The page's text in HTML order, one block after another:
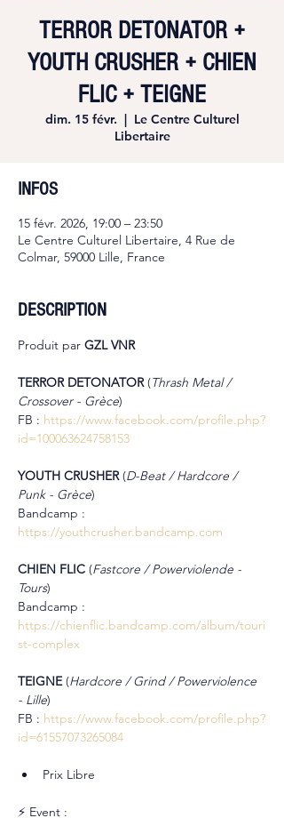
TERROR DETONATOR +
YOUTH CRUSHER + CHIEN
FLIC + TEIGNE
dim. 15 févr.
  |
Le Centre Culturel
Libertaire
INFOS
15 févr. 2026, 19:00 – 23:50
Le Centre Culturel Libertaire, 4 Rue de
Colmar, 59000 Lille, France
DESCRIPTION
Produit par GZL VNR
TERROR DETONATOR (Thrash Metal /
Crossover - Grèce)
FB : https://www.facebook.com/profile.php?
id=100063624758153
YOUTH CRUSHER (D-Beat / Hardcore /
Punk - Grèce)
Bandcamp :
https://youthcrusher.bandcamp.com
CHIEN FLIC (Fastcore / Powerviolende -
Tours)
Bandcamp :
https://chienflic.bandcamp.com/album/touri
st-complex
TEIGNE (Hardcore / Grind / Powerviolence
- Lille)
FB : https://www.facebook.com/profile.php?
id=61557073265084
Prix Libre
⚡ Event :